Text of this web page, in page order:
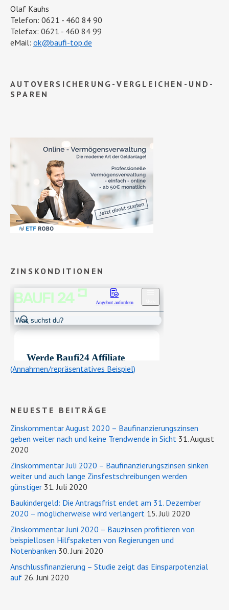
Olaf Kauhs
Telefon: 0621 - 460 84 90
Telefax: 0621 - 460 84 99
eMail: ok@baufi-top.de
AUTOVERSICHERUNG-VERGLEICHEN-UND-
SPAREN
ZINSKONDITIONEN
(Annahmen/repräsentatives Beispiel)
NEUESTE BEITRÄGE
Zinskommentar August 2020 – Baufinanzierungszinsen
geben weiter nach und keine Trendwende in Sicht 31. August
2020
Zinskommentar Juli 2020 – Baufinanzierungszinsen sinken
weiter und auch lange Zinsfestschreibungen werden
günstiger 31. Juli 2020
Baukindergeld: Die Antragsfrist endet am 31. Dezember
2020 – möglicherweise wird verlängert 15. Juli 2020
Zinskommentar Juni 2020 – Bauzinsen profitieren von
beispiellosen Hilfspaketen von Regierungen und
Notenbanken 30. Juni 2020
Anschlussfinanzierung – Studie zeigt das Einsparpotenzial
auf 26. Juni 2020